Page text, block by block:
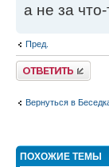
а не за
Пред.
Ответить
Вернуться в
ПОХОЖИЕ ТЕМЫ